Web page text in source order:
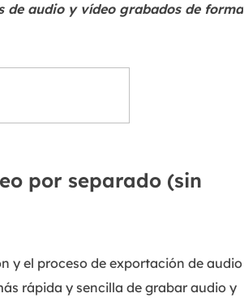
de audio y vídeo grabados de forma
por separado (sin
y el proceso de exportación de audio
rápida y sencilla de grabar audio y